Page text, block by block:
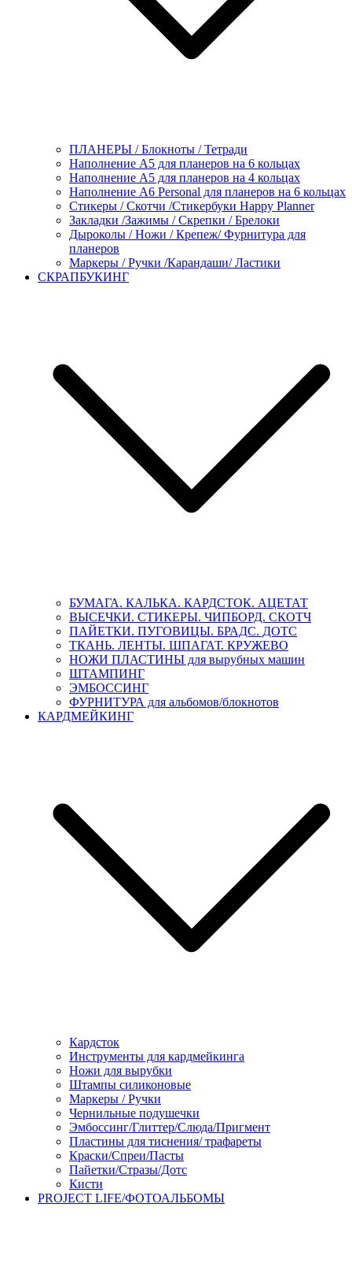
ПЛАНЕРЫ / Блокноты / Тетради
Наполнение А5 для планеров на 6 кольцах
Наполнение А5 для планеров на 4 кольцах
Наполнение А6 Personal для планеров на 6 кольцах
Стикеры / Скотчи /Стикербуки Happy Planner
Закладки /Зажимы / Скрепки / Брелоки
Дыроколы / Ножи / Крепеж/ Фурнитура для
планеров
Маркеры / Ручки /Карандаши/ Ластики
СКРАПБУКИНГ
БУМАГА. КАЛЬКА. КАРДСТОК. АЦЕТАТ
ВЫСЕЧКИ. СТИКЕРЫ. ЧИПБОРД. СКОТЧ
ПАЙЕТКИ. ПУГОВИЦЫ. БРАДС. ДОТС
ТКАНЬ. ЛЕНТЫ. ШПАГАТ. КРУЖЕВО
НОЖИ ПЛАСТИНЫ для вырубных машин
ШТАМПИНГ
ЭМБОССИНГ
ФУРНИТУРА для альбомов/блокнотов
КАРДМЕЙКИНГ
Кардсток
Инструменты для кардмейкинга
Ножи для вырубки
Штампы силиконовые
Маркеры / Ручки
Чернильные подушечки
Эмбоссинг/Глиттер/Слюда/Пригмент
Пластины для тиснения/ трафареты
Краски/Спреи/Пасты
Пайетки/Стразы/Дотс
Кисти
PROJECT LIFE/ФОТОАЛЬБОМЫ